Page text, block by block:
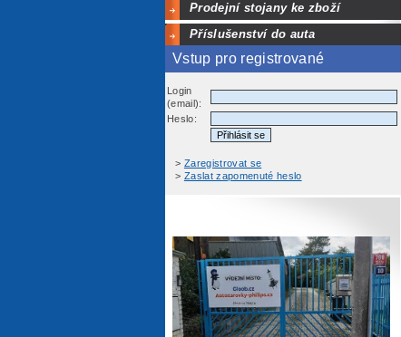
Prodejní stojany ke zboží
Příslušenství do auta
Vstup pro registrované
Login
(email):
Heslo:
> Zaregistrovat se
> Zaslat zapomenuté heslo